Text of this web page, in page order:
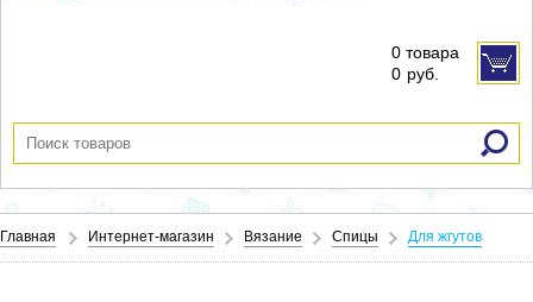
0 товара
0 руб.
Главная Интернет-магазин Вязание Спицы Для жгутов